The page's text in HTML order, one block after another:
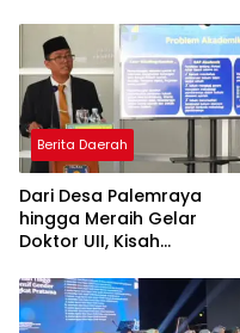
Berita Daerah
Dari Desa Palemraya
hingga Meraih Gelar
Doktor UII, Kisah
Yogyakarta yang Pernah
Menjadi Driver Taksi Online